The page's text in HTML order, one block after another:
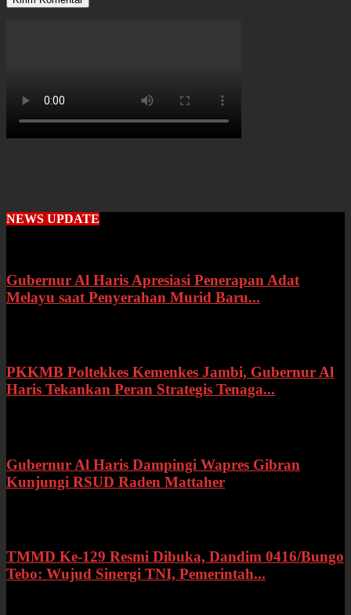
NEWS UPDATE
Gubernur Al Haris Apresiasi Penerapan Adat
Melayu saat Penyerahan Murid Baru...
PKKMB Poltekkes Kemenkes Jambi, Gubernur Al
Haris Tekankan Peran Strategis Tenaga...
Gubernur Al Haris Dampingi Wapres Gibran
Kunjungi RSUD Raden Mattaher
TMMD Ke-129 Resmi Dibuka, Dandim 0416/Bungo
Tebo: Wujud Sinergi TNI, Pemerintah...